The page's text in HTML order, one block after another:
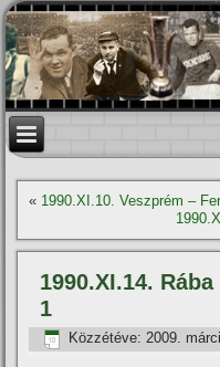
« 1990.XI.10. Veszprém –
1990.XI.14.
1
Közzétéve: 2009.